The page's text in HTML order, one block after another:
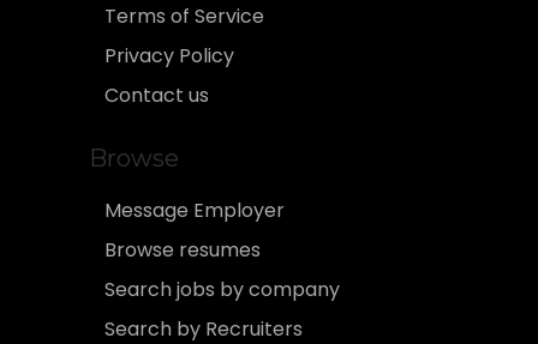
Terms of Service
Privacy Policy
Contact us
Browse
Message Employer
Browse resumes
Search jobs by company
Search by Recruiters